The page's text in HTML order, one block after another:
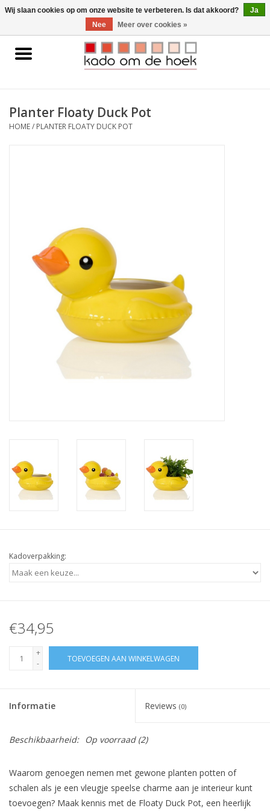
0 Artikelen - €0,00
Home
Gadgets
Pylones
Planter Floaty Duck Pot
HOME/ PLANTER FLOATY DUCK POT
Kadoverpakking:
€34,95
+
-
TOEVOEGEN AAN WINKELWAGEN
Informatie Reviews (0)
Beschikbaarheid: Op voorraad(2)
Waarom genoegen nemen met gewone planten potten of
schalen als je een vleugje speelse charme aan je interieur kunt
toevoegen? Maak kennis met de Floaty Duck Pot, een heerlijk
Wij slaan cookies op om onze website te verbeteren. Is dat akkoord?
Ja
Nee
Meer over cookies »